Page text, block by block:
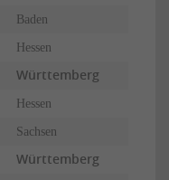
Baden
Hessen
Württemberg
Hessen
Sachsen
Württemberg